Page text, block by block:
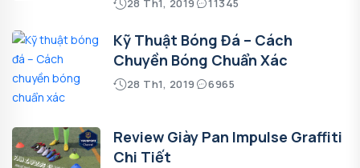
28 Th1, 2019 11345
Kỹ Thuật Bóng Đá – Cách
Chuyền Bóng Chuẩn Xác
28 Th1, 2019 6965
Review Giày Pan Impulse Graffiti
Chi Tiết